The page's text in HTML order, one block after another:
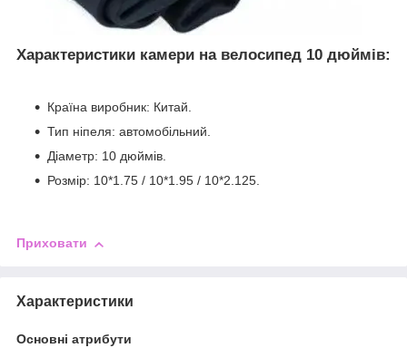
Характеристики камери на велосипед 10 дюймів:
Країна виробник: Китай.
Тип ніпеля: автомобільний.
Діаметр: 10 дюймів.
Розмір: 10*1.75 / 10*1.95 / 10*2.125.
Приховати
Характеристики
Основні атрибути